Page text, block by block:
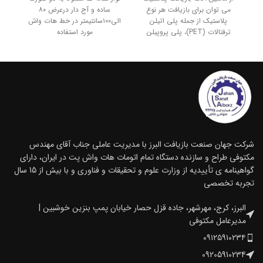
می توان برای بازیافت هر نوع
پلاستیک از جمله پلی اتیلن
ترفتالات (PET)، پلی پروپیلن
ساده و آج دار درعرض ۸۰
الی۱۰۰سانتیمتر در خط هات واش
مورد استفاده
شرکت جهان صنعت بازیافت البرز با مدیریت عاملی جناب آقای مهندس
مکتوفی طراح و سازنده دستگاه تمام اتومات هات واش پت در ایران، دارای
گواهینامه ی تأییدیه از وزارت علوم و تحقیقات و فناوری و با بیش از 15 سال
تجربه تخصصی
البرز، کرج، مهرشهر، جاده قزل حصار خیابان پمپ بنزین خوشبین |
مدیرعامل مکتوفی
۰۹۱۲۵۹۱۰۲۳۴
09205910234